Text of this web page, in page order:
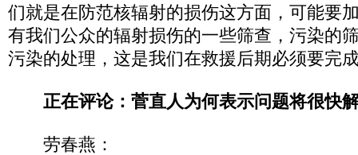
们就是在防范核辐射的损伤这方面，可能要
有我们公众的辐射损伤的一些筛查，污染的
污染的处理，这是我们在救援后期必须要完
正在评论：菅直人为何表示问题将很快
劳春燕：